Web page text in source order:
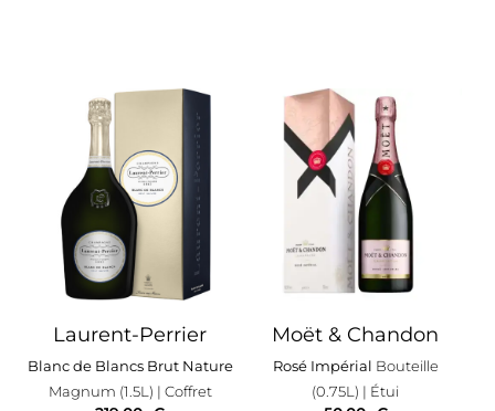
Laurent-Perrier
Blanc de Blancs Brut Nature
Magnum (1.5L) | Coffret
Moët & Chandon
Rosé Impérial Bouteille
(0.75L) | Étui